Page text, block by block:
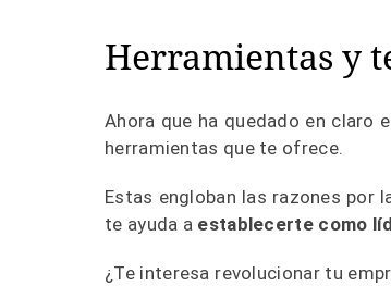
Herramientas y
Ahora que ha quedado en claro
herramientas que te ofrece.
Estas engloban las razones por
te ayuda a establecerte como
¿Te interesa revolucionar tu